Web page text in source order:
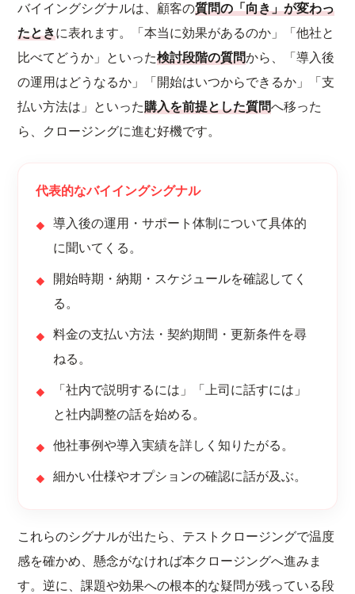
バイイングシグナルは、顧客の質問の「向き」が変わっ
たときに表れます。「本当に効果があるのか」「他社と
比べてどうか」といった検討段階の質問から、「導入後
の運用はどうなるか」「開始はいつからできるか」「支
払い方法は」といった購入を前提とした質問へ移った
ら、クロージングに進む好機です。
代表的なバイイングシグナル
導入後の運用・サポート体制について具体的
に聞いてくる。
開始時期・納期・スケジュールを確認してく
る。
料金の支払い方法・契約期間・更新条件を尋
ねる。
「社内で説明するには」「上司に話すには」
と社内調整の話を始める。
他社事例や導入実績を詳しく知りたがる。
細かい仕様やオプションの確認に話が及ぶ。
これらのシグナルが出たら、テストクロージングで温度
感を確かめ、懸念がなければ本クロージングへ進みま
す。逆に、課題や効果への根本的な疑問が残っている段